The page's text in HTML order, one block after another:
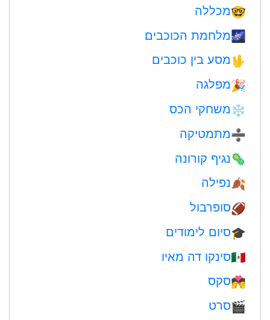
🤓מכללה
🌌מלחמת הכוכבים
🖖מסע בין כוכבים
🎉מפלגה
❄️משחקי הכס
➗מתמטיקה
🦠נגיף קורונה
🍂נפילה
🏈סופרבול
🎓סיום לימודים
🇲🇽סינקו דה מאיו
💏סקס
🎬סרט